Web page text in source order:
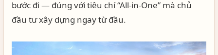
bước đi — đúng với tiêu chí “All-in-One” mà chủ
đầu tư xây dựng ngay từ đầu.